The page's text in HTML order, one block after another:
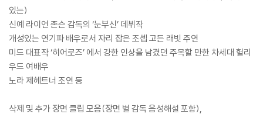
있는)
신예 라이언 존슨 감독의 ‘눈부신’ 데뷔작
개성있는 연기파 배우로서 자리 잡은 조셉 고든 래빗 주연
미드 대표작 ‘히어로즈’ 에서 강한 인상을 남겼던 주목할 만한 차세대 헐리
우드 여배우
노라 제헤트너 조연 등
삭제 및 추가 장면 클립 모음(장면 별 감독 음성해설 포함),